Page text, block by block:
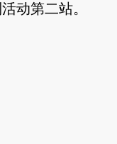
动第二站。